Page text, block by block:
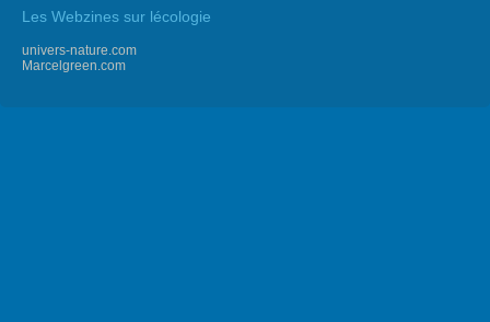
Les Webzines sur lécologie
univers-nature.com
Marcelgreen.com